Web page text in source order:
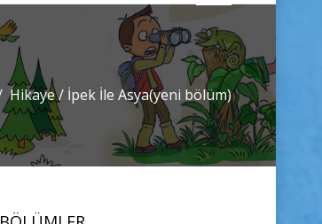
Hikaye/ İpek İle Asya(yeni bölüm)